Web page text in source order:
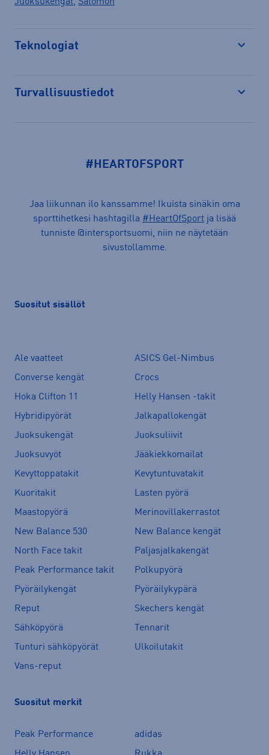
Teknologiat
Turvallisuustiedot
#HEARTOFSPORT
Jaa liikunnan ilo kanssamme! Ikuista sinäkin oma
sporttihetkesi hashtagilla #HeartOfSport ja lisää
tunniste @intersportsuomi, niin ne näytetään
sivustollamme.
Suositut sisällöt
Ale vaatteet
ASICS Gel-Nimbus
Converse kengät
Crocs
Hoka Clifton 11
Helly Hansen -takit
Hybridipyörät
Jalkapallokengät
Juoksukengät
Juoksuliivit
Juoksuvyöt
Jääkiekkomailat
Kevyttoppatakit
Kevytuntuvatakit
Kuoritakit
Lasten pyörä
Maastopyörä
Merinovillakerrastot
New Balance 530
New Balance kengät
North Face takit
Paljasjalkakengät
Peak Performance takit
Polkupyörä
Pyöräilykengät
Pyöräilykypärä
Reput
Skechers kengät
Sähköpyörä
Tennarit
Tunturi sähköpyörät
Ulkoilutakit
Vans-reput
Suositut merkit
Peak Performance
adidas